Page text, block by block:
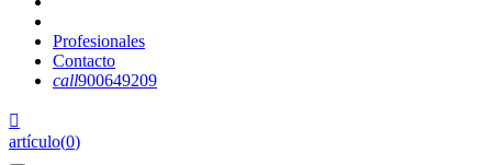
Profesionales
Contacto
call900649209

artículo(0)